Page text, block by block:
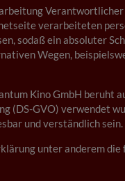
verarbeiteten
sodaß ein absoluter
Wegen,
Kino GmbH beruht
(DS-GVO) verwendet
und verständlich
unter anderem die